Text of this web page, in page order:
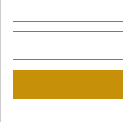
A